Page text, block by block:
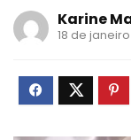
Karine
18 de